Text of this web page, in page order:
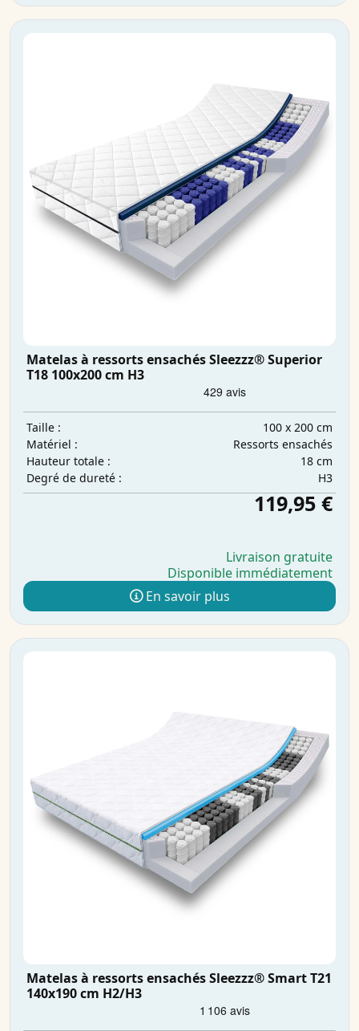
Matelas à ressorts ensachés Sleezzz® Superior
T18 100x200 cm H3
Taille :
100 x 200 cm
Matériel :
Ressorts ensachés
Hauteur totale :
18 cm
Degré de dureté :
H3
119,95 €
Livraison gratuite
Disponible immédiatement
En savoir plus
Matelas à ressorts ensachés Sleezzz® Smart T21
140x190 cm H2/H3